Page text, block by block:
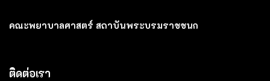
คณะพยาบาลศาสตร์ สถาบันพระบรมราชชนก
ติดต่อเรา